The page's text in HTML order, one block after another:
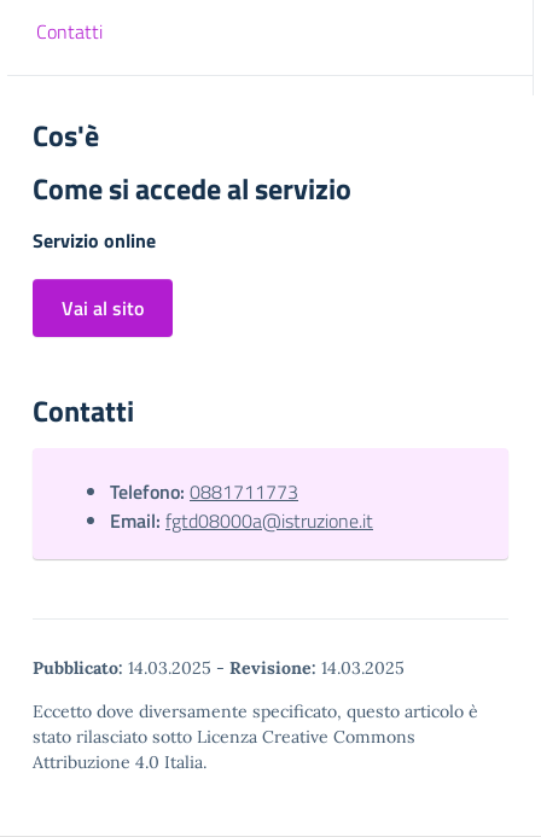
Contatti
Cos'è
Come si accede al servizio
Servizio online
Vai al sito
Contatti
Telefono: 0881711773
Email: fgtd08000a@istruzione.it
Pubblicato: 14.03.2025 - Revisione: 14.03.2025
Eccetto dove diversamente specificato, questo articolo è
stato rilasciato sotto Licenza Creative Commons
Attribuzione 4.0 Italia.